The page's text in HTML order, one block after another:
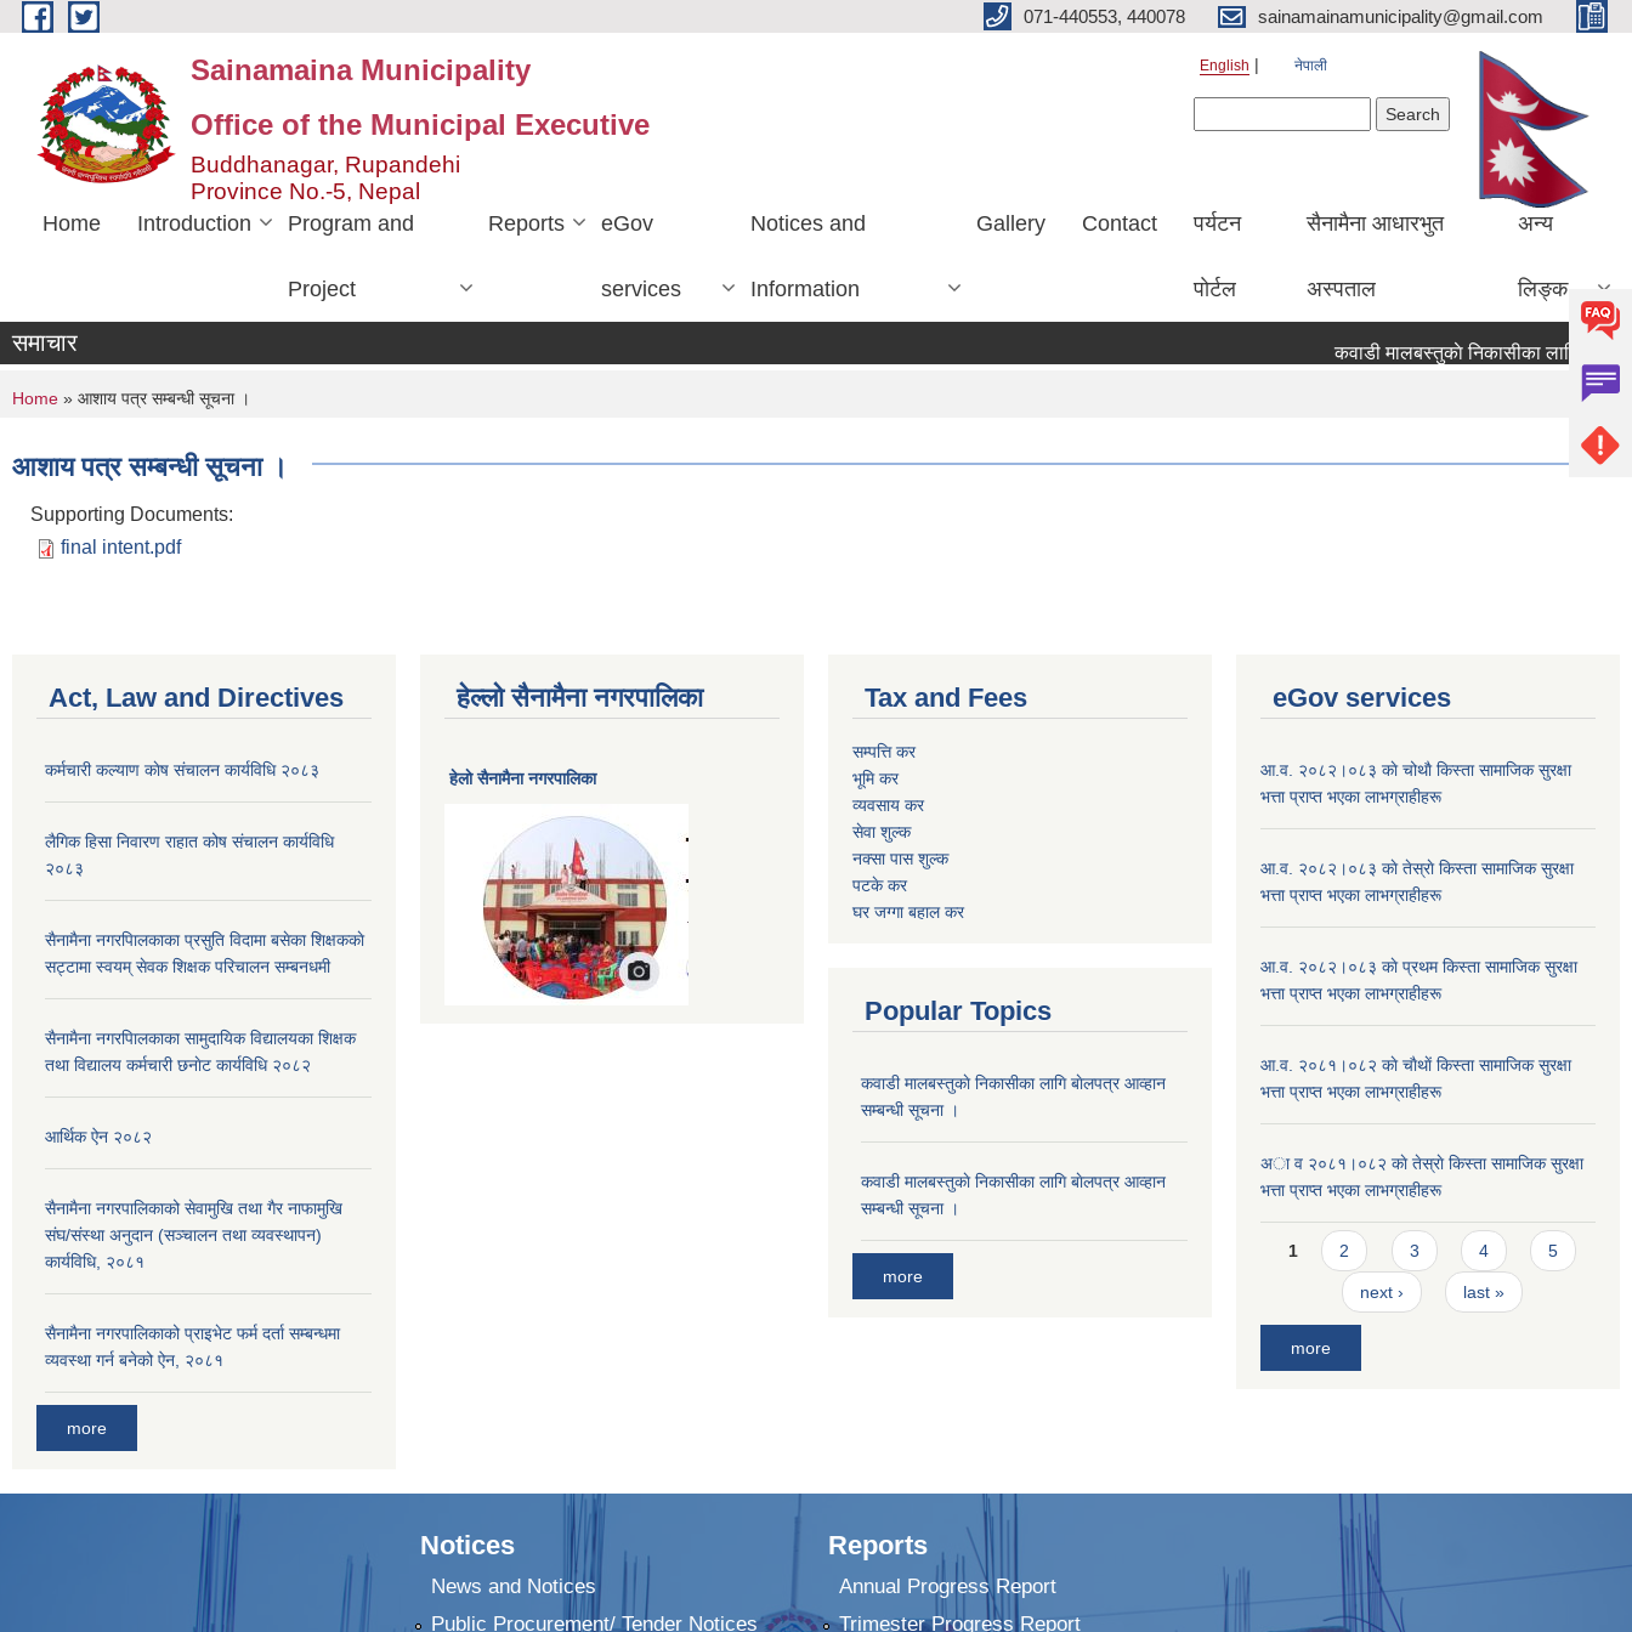
Skip to main content 071-440553, 440078 sainamainamunicipality@gmail.com
Sainamaina Municipality
Office of the Municipal Executive
Buddhanagar, Rupandehi
Province No.-5, Nepal
English नेपाली
Home Introduction Program and
Project
Reports eGov
services
Notices and
Information
Gallery Contact पर्यटन
पाेर्टल
सैनामैना आधारभुत
अस्पताल
अन्य
लिङ्क
समाचार कवाडी मालबस्तुकाे निकासीका लागि
You are here
Home » आशाय पत्र सम्बन्धी सूचना ।
आशाय पत्र सम्बन्धी सूचना ।
Supporting Documents:
final intent.pdf
Act, Law and Directives
कर्मचारी कल्याण काेष संचालन कार्यविधि २०८३
लैगिक हिसा निवारण राहात कोष संचालन कार्यविधि
२०८३
सैनामैना नगरपािलकाका प्रसुति विदामा बसेका शिक्षककाे
सट्टामा स्वयम् सेवक शिक्षक परिचालन सम्बनधमी
सैनामैना नगरपािलकाका सामुदायिक विद्यालयका शिक्षक
तथा विद्यालय कर्मचारी छनाेट कार्यविधि २०८२
आर्थिक ऐन २०८२
सैनामैना नगरपालिकाको सेवामुखि तथा गैर नाफामुखि
संघ/संस्था अनुदान (सञ्चालन तथा व्यवस्थापन)
कार्यविधि, २०८१
सैनामैना नगरपालिकाको प्राइभेट फर्म दर्ता सम्बन्धमा
व्यवस्था गर्न बनेको ऐन, २०८१
more
हेल्लो सैनामैना नगरपालिका
हेलाे सैनामैना नगरपालिका
Tax and Fees
सम्पत्ति कर
भूमि कर
व्यवसाय कर
सेवा शुल्क
नक्सा पास शुल्क
पटके कर
घर जग्गा बहाल कर
Popular Topics
कवाडी मालबस्तुकाे निकासीका लागि बाेलपत्र आव्हान
सम्बन्धी सूचना ।
कवाडी मालबस्तुकाे निकासीका लागि बाेलपत्र आव्हान
सम्बन्धी सूचना ।
more
eGov services
आ.व. २०८२।०८३ काे चोथाै‌ किस्ता सामाजिक सुरक्षा
भत्ता प्राप्त भएका लाभग्राहीहरू
आ.व. २०८२।०८३ काे तेस्राे किस्ता सामाजिक सुरक्षा
भत्ता प्राप्त भएका लाभग्राहीहरू
आ.व. २०८२।०८३ काे प्रथम किस्ता सामाजिक सुरक्षा
भत्ता प्राप्त भएका लाभग्राहीहरू
आ.व. २०८१।०८२ काे चाैथाें किस्ता सामाजिक सुरक्षा
भत्ता प्राप्त भएका लाभग्राहीहरू
अा व २०८१।०८२ काे तेस्राे किस्ता सामाजिक सुरक्षा
भत्ता प्राप्त भएका लाभग्राहीहरू
Pages
1 2 3 4 5
next › last »
more
Notices
News and Notices
Public Procurement/ Tender Notices
Reports
Annual Progress Report
Trimester Progress Report